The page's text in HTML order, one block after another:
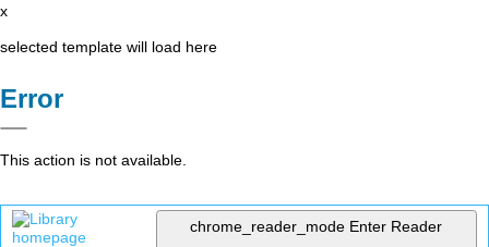
x
selected template will load here
Error
This action is not available.
chrome_reader_mode Enter Reader